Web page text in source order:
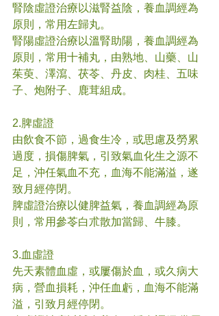
腎陰虛證治療以滋腎益陰，養血調經為
原則，常用左歸丸。
腎陽虛證治療以溫腎助陽，養血調經為
原則，常用十補丸，由熟地、山藥、山
茱萸、澤瀉、茯苓、丹皮、肉桂、五味
子、炮附子、鹿茸組成。
2.脾虛證
由飲食不節，過食生冷，或思慮及勞累
過度，損傷脾氣，引致氣血化生之源不
足，沖任氣血不充，血海不能滿溢，遂
致月經停閉。
脾虛證治療以健脾益氣，養血調經為原
則，常用參苓白朮散加當歸、牛膝。
3.血虛證
先天素體血虛，或屢傷於血，或久病大
病，營血損耗，沖任血虧，血海不能滿
溢，引致月經停閉。